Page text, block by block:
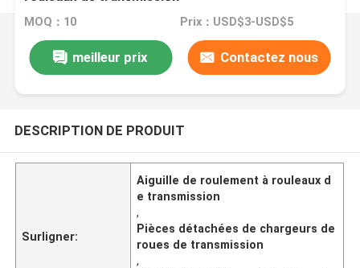
MOQ：10 Prix：USD$3-USD$5
meilleur prix Contactez nous
DESCRIPTION DE PRODUIT
Surligner:
Aiguille de roulement à rouleaux d
e transmission
,
Pièces détachées de chargeurs de
roues de transmission
,